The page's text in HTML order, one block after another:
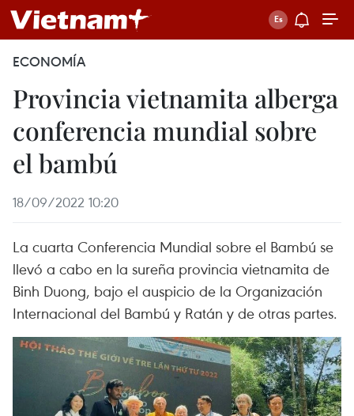
ECONOMÍA
Provincia vietnamita alberga
conferencia mundial sobre
el bambú
18/09/2022 10:20
La cuarta Conferencia Mundial sobre el Bambú se
llevó a cabo en la sureña provincia vietnamita de
Binh Duong, bajo el auspicio de la Organización
Internacional del Bambú y Ratán y de otras partes.